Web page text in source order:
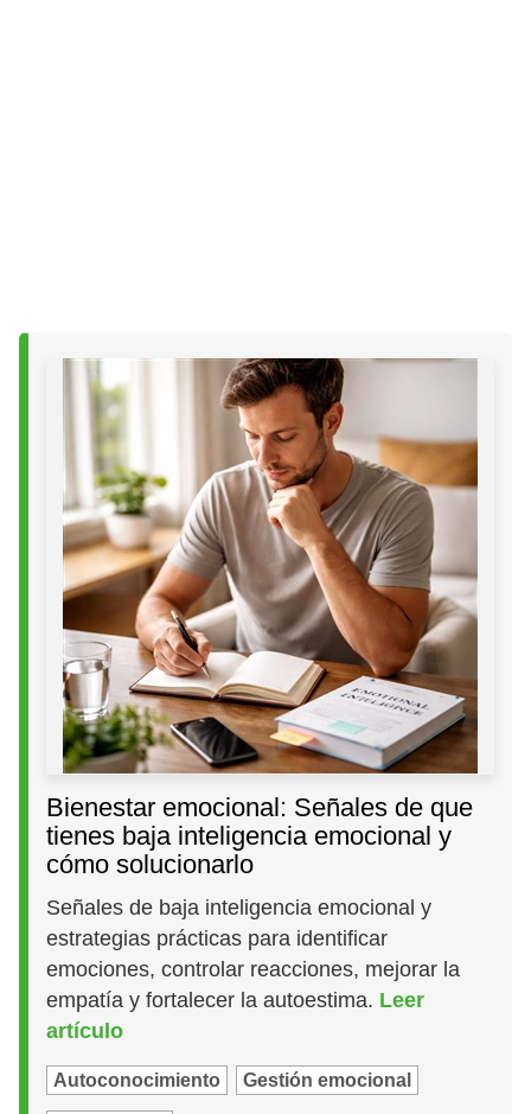
Bienestar emocional: Señales de que
tienes baja inteligencia emocional y
cómo solucionarlo
Señales de baja inteligencia emocional y
estrategias prácticas para identificar
emociones, controlar reacciones, mejorar la
empatía y fortalecer la autoestima. Leer
artículo
Autoconocimiento Gestión emocional